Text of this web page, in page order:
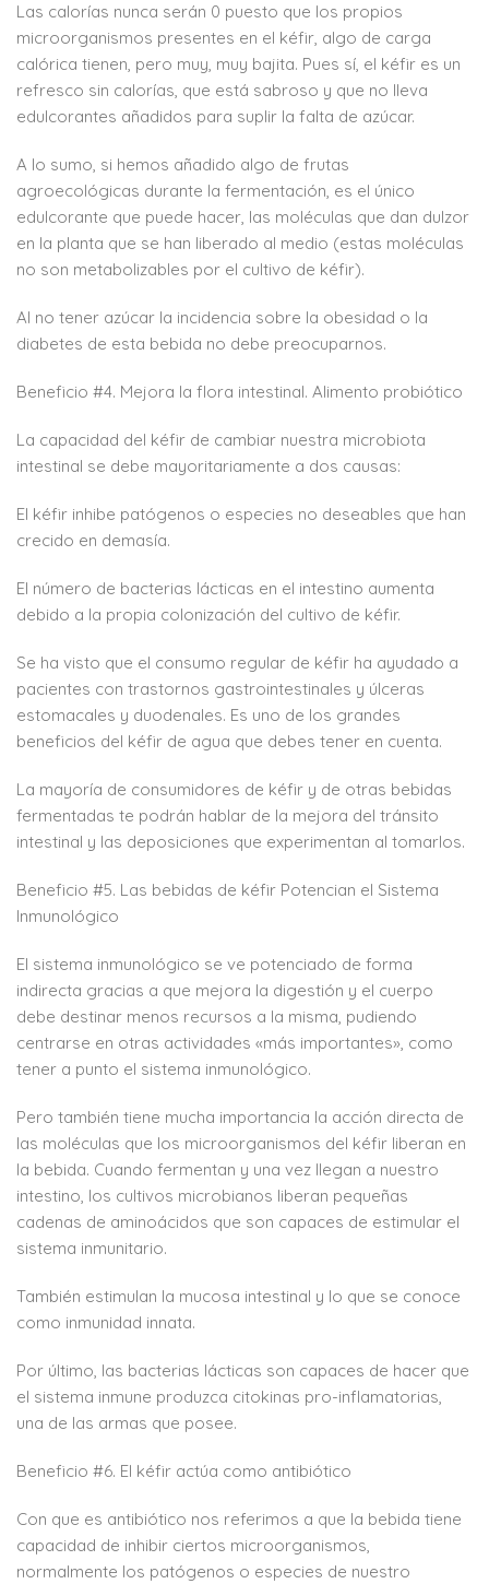
Las calorías nunca serán 0 puesto que los propios
microorganismos presentes en el kéfir, algo de carga
calórica tienen, pero muy, muy bajita. Pues sí, el kéfir es un
refresco sin calorías, que está sabroso y que no lleva
edulcorantes añadidos para suplir la falta de azúcar.
A lo sumo, si hemos añadido algo de frutas
agroecológicas durante la fermentación, es el único
edulcorante que puede hacer, las moléculas que dan dulzor
en la planta que se han liberado al medio (estas moléculas
no son metabolizables por el cultivo de kéfir).
Al no tener azúcar la incidencia sobre la obesidad o la
diabetes de esta bebida no debe preocuparnos.
Beneficio #4. Mejora la flora intestinal. Alimento probiótico
La capacidad del kéfir de cambiar nuestra microbiota
intestinal se debe mayoritariamente a dos causas:
El kéfir inhibe patógenos o especies no deseables que han
crecido en demasía.
El número de bacterias lácticas en el intestino aumenta
debido a la propia colonización del cultivo de kéfir.
Se ha visto que el consumo regular de kéfir ha ayudado a
pacientes con trastornos gastrointestinales y úlceras
estomacales y duodenales. Es uno de los grandes
beneficios del kéfir de agua que debes tener en cuenta.
La mayoría de consumidores de kéfir y de otras bebidas
fermentadas te podrán hablar de la mejora del tránsito
intestinal y las deposiciones que experimentan al tomarlos.
Beneficio #5. Las bebidas de kéfir Potencian el Sistema
Inmunológico
El sistema inmunológico se ve potenciado de forma
indirecta gracias a que mejora la digestión y el cuerpo
debe destinar menos recursos a la misma, pudiendo
centrarse en otras actividades «más importantes», como
tener a punto el sistema inmunológico.
Pero también tiene mucha importancia la acción directa de
las moléculas que los microorganismos del kéfir liberan en
la bebida. Cuando fermentan y una vez llegan a nuestro
intestino, los cultivos microbianos liberan pequeñas
cadenas de aminoácidos que son capaces de estimular el
sistema inmunitario.
También estimulan la mucosa intestinal y lo que se conoce
como inmunidad innata.
Por último, las bacterias lácticas son capaces de hacer que
el sistema inmune produzca citokinas pro-inflamatorias,
una de las armas que posee.
Beneficio #6. El kéfir actúa como antibiótico
Con que es antibiótico nos referimos a que la bebida tiene
capacidad de inhibir ciertos microorganismos,
normalmente los patógenos o especies de nuestro